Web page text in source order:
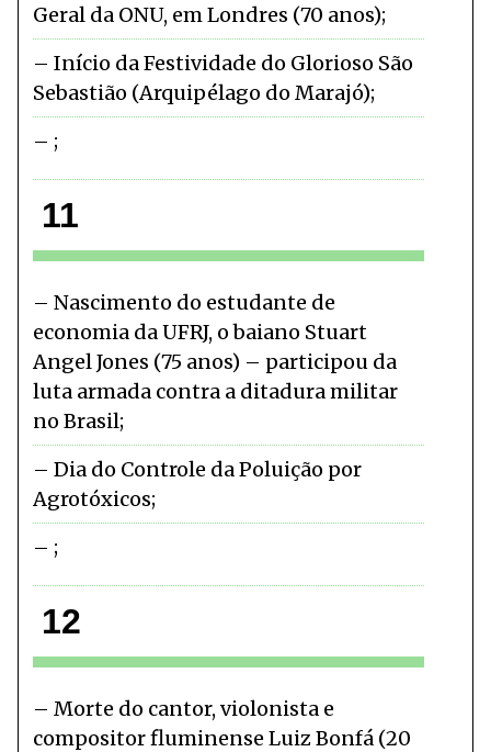
Geral da ONU, em Londres (70 anos)
Início da Festividade do Glorioso São
Sebastião (Arquipélago do Marajó)
11
Nascimento do estudante de
economia da UFRJ, o baiano Stuart
Angel Jones (75 anos) – participou da
luta armada contra a ditadura militar
no Brasil
Dia do Controle da Poluição por
Agrotóxicos
12
Morte do cantor, violonista e
compositor fluminense Luiz Bonfá (20